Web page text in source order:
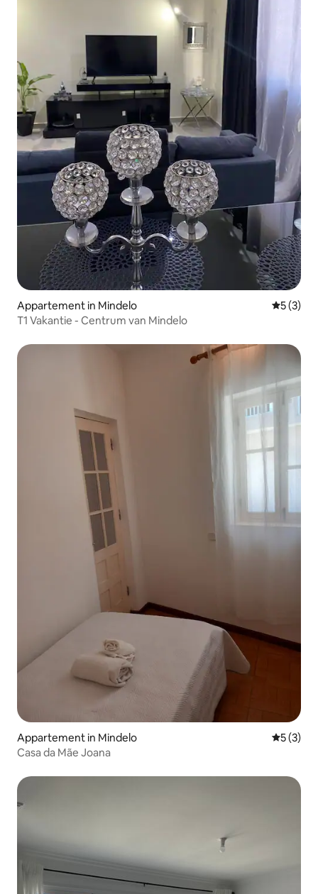
Appartement in Mindelo
5 (3)
T1 Vakantie - Centrum van Mindelo
Appartement in Mindelo
5 (3)
Casa da Mãe Joana